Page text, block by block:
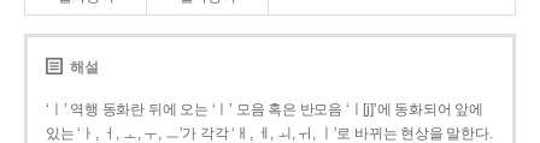
해설
‘ㅣ’ 역행 동화란 뒤에 오는 ‘ㅣ’ 모음 혹은 반모음 ‘ㅣ[j]’에 동화되어 앞에
있는 ‘ㅏ, ㅓ, ㅗ, ㅜ, ㅡ’가 각각 ‘ㅐ, ㅔ, ㅚ, ㅟ, ㅣ’로 바뀌는 현상을 말한다.